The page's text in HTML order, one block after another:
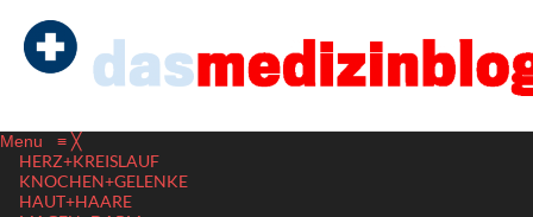
Menu ≡ ╳
HERZ+KREISLAUF
KNOCHEN+GELENKE
HAUT+HAARE